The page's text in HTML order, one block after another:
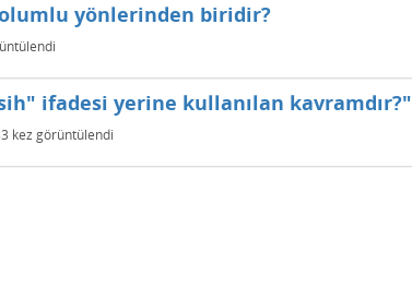
yönlerinden biridir?
ifadesi yerine kullanılan kavramdır?"
kez görüntülendi